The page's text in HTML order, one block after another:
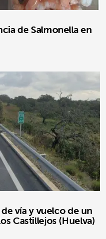
de Salmonella en
vía y vuelco de un
Castillejos (Huelva)